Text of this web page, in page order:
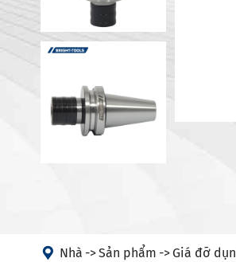
 Nhà Sản phẩm Giá đỡ